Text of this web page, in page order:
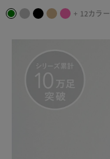
+ 12カラー